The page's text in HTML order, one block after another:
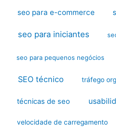
seo para e-commerce
seo para iniciantes
seo para pequenos negócios
SEO técnico tráfego
técnicas de seo
velocidade de carregamento